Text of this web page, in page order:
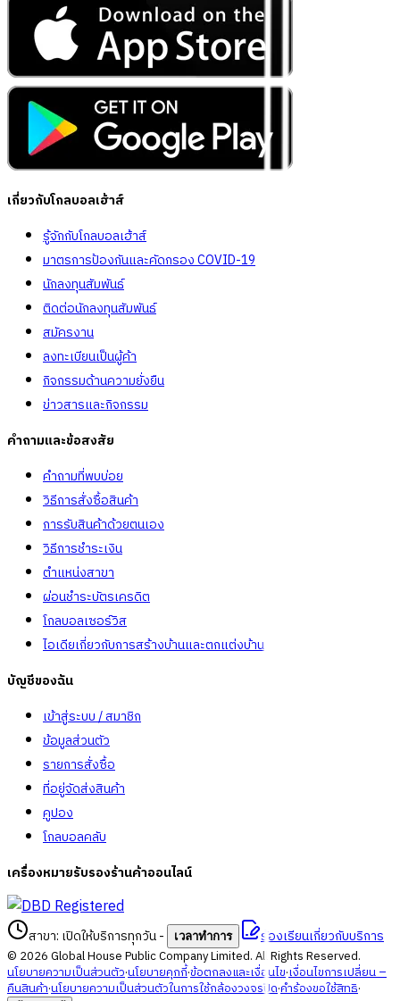
เกี่ยวกับโกลบอลเฮ้าส์
รู้จักกับโกลบอลเฮ้าส์
มาตรการป้องกันและคัดกรอง COVID-19
นักลงทุนสัมพันธ์
ติดต่อนักลงทุนสัมพันธ์
สมัครงาน
ลงทะเบียนเป็นผู้ค้า
กิจกรรมด้านความยั่งยืน
ข่าวสารและกิจกรรม
คำถามและข้อสงสัย
คำถามที่พบบ่อย
วิธีการสั่งซื้อสินค้า
การรับสินค้าด้วยตนเอง
วิธีการชำระเงิน
ตำแหน่งสาขา
ผ่อนชำระบัตรเครดิต
โกลบอลเซอร์วิส
ไอเดียเกี่ยวกับการสร้างบ้านและตกแต่งบ้าน
บัญชีของฉัน
เข้าสู่ระบบ / สมาชิก
ข้อมูลส่วนตัว
รายการสั่งซื้อ
ที่อยู่จัดส่งสินค้า
คูปอง
โกลบอลคลับ
เครื่องหมายรับรองร้านค้าออนไลน์
สาขา: เปิดให้บริการทุกวัน- เวลาทำการ ร้องเรียนเกี่ยวกับบริการ
© 2026Global House Public Company Limited. All Rights Reserved.
นโยบายความเป็นส่วนตัว·นโยบายคุกกี้·ข้อตกลงและเงื่อนไข·เงื่อนไขการเปลี่ยน –
คืนสินค้า·นโยบายความเป็นส่วนตัวในการใช้กล้องวงจรปิด·คำร้องขอใช้สิทธิ·